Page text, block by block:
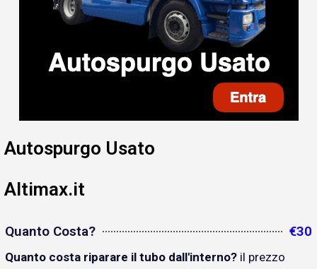
Autospurgo Usato
Altimax.it
Quanto Costa? €30
Quanto costa riparare il tubo dall'interno? il prezzo